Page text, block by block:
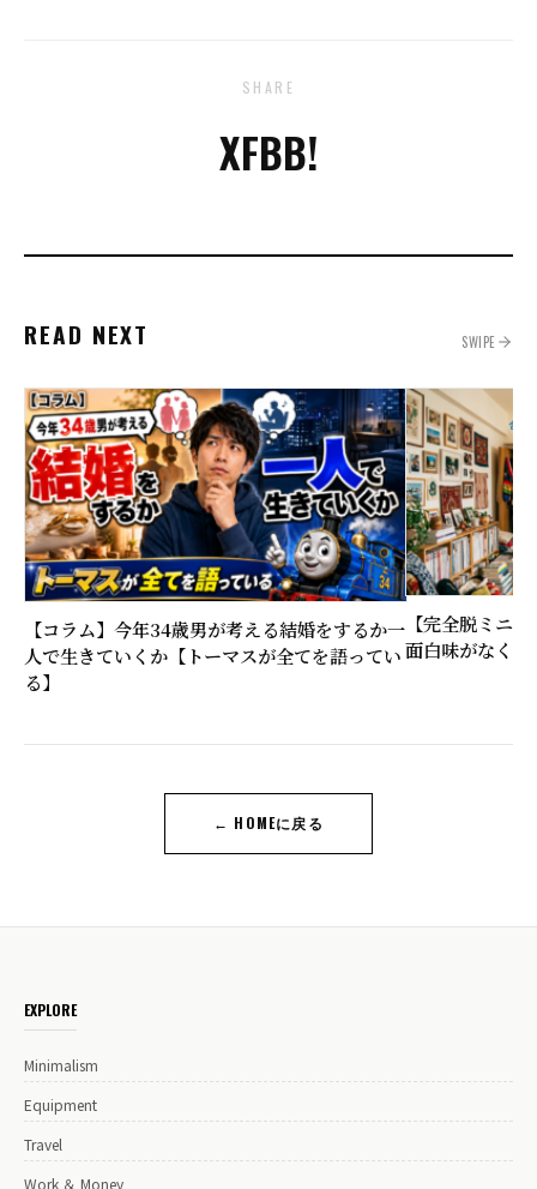
SHARE
XFBB!
READ NEXT SWIPE
【コラム】今年34歳男が考える結婚をするか一
人で生きていくか【トーマスが全てを語ってい
る】
【完全脱ミニ
面白味がなく
← HOMEに戻る
EXPLORE
Minimalism
Equipment
Travel
Work ＆ Money